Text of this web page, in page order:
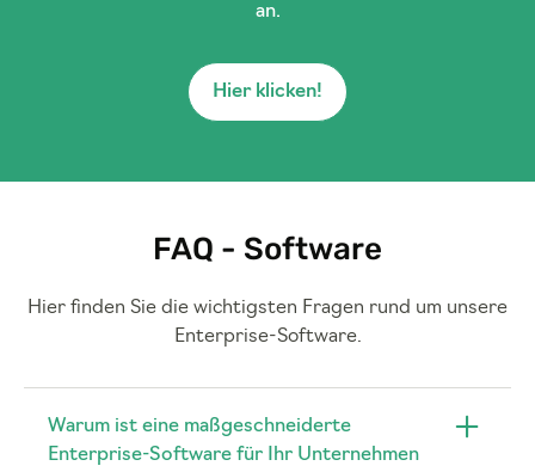
an.
Hier klicken!
FAQ - Software
Hier finden Sie die wichtigsten Fragen rund um unsere
Enterprise-Software.
Warum ist eine maßgeschneiderte
Enterprise-Software für Ihr Unternehmen